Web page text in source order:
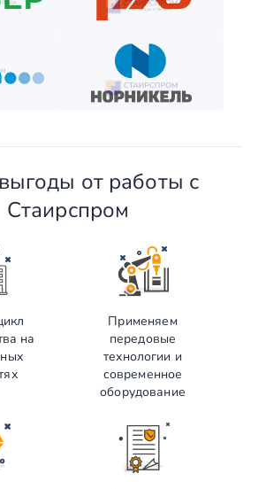
от работы с
Стаирспром
на
Применяем
передовые
технологии и
современное
оборудование